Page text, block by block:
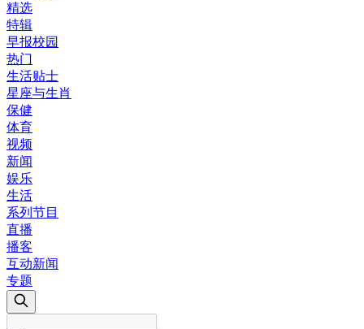
精选
特辑
早报校园
热门
生活贴士
星座与生肖
保健
体育
视频
新闻
娱乐
生活
系列节目
直播
播客
互动新闻
专题